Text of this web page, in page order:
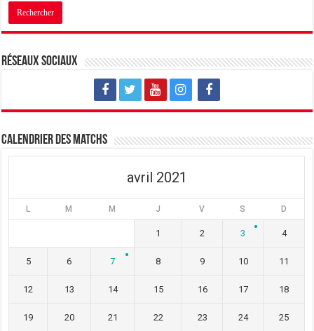
Réseaux sociaux
Calendrier des matchs
avril 2021
L M M J V S D
1 2 3 4
5 6 7 8 9 10 11
12 13 14 15 16 17 18
19 20 21 22 23 24 25